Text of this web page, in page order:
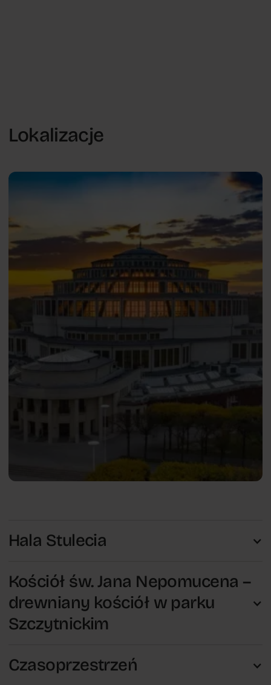
Lokalizacje
Hala Stulecia
Kościół św. Jana Nepomucena –
drewniany kościół w parku
Szczytnickim
Czasoprzestrzeń